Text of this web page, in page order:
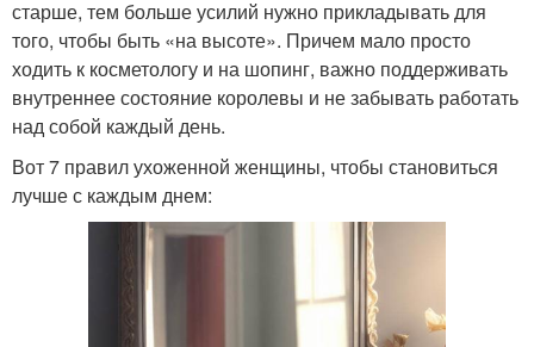
старше, тем больше усилий нужно прикладывать для
того, чтобы быть «на высоте». Причем мало просто
ходить к косметологу и на шопинг, важно поддерживать
внутреннее состояние королевы и не забывать работать
над собой каждый день.
Вот 7 правил ухоженной женщины, чтобы становиться
лучше с каждым днем: